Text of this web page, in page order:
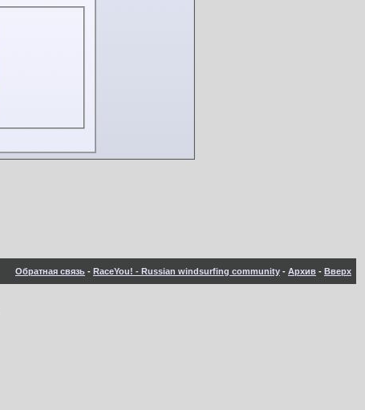
Обратная связь - RaceYou! - Russian windsurfing community - Архив - Вверх